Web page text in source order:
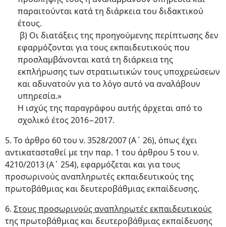
παραιτούνται κατά τη διάρκεια του διδακτικού
έτους.
β) Οι διατάξεις της προηγούμενης περίπτωσης δεν
εφαρμόζονται για τους εκπαιδευτικούς που
προσλαμβάνονται κατά τη διάρκεια της
εκπλήρωσης των στρατιωτικών τους υποχρεώσεων
και αδυνατούν για το λόγο αυτό να αναλάβουν
υπηρεσία.»
Η ισχύς της παραγράφου αυτής άρχεται από το
σχολικό έτος 2016−2017.
5. Το άρθρο 60 του ν. 3528/2007 (Α΄ 26), όπως έχει
αντικατασταθεί με την παρ. 1 του άρθρου 5 του ν.
4210/2013 (Α΄ 254), εφαρμόζεται και για τους
προσωρινούς αναπληρωτές εκπαιδευτικούς της
πρωτοβάθμιας και δευτεροβάθμιας εκπαίδευσης.
6. Στους προσωρινούς αναπληρωτές εκπαιδευτικούς
της πρωτοβάθμιας και δευτεροβάθμιας εκπαίδευσης